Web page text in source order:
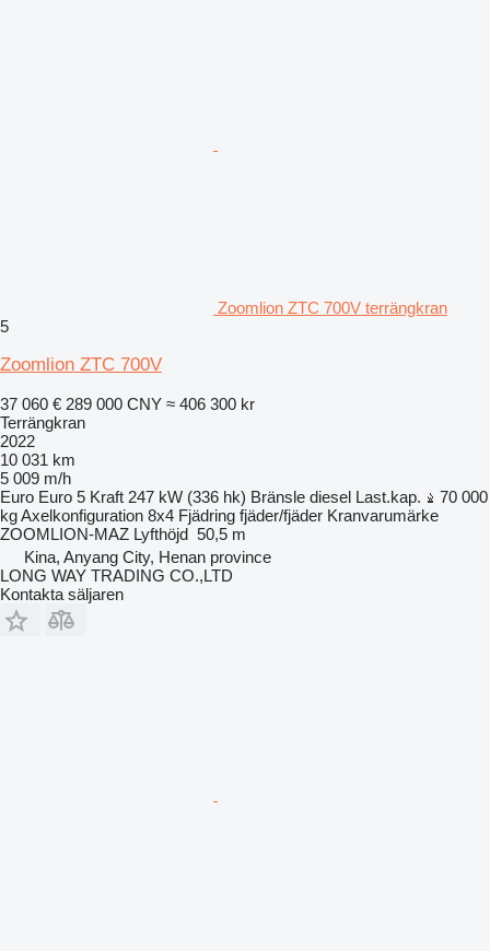
Zoomlion ZTC 700V terrängkran
5
Zoomlion ZTC 700V
37 060 € 289 000 CNY ≈ 406 300 kr
Terrängkran
2022
10 031 km
5 009 m/h
Euro Euro 5 Kraft 247 kW (336 hk) Bränsle diesel Last.kap.
70 000
kgAxelkonfiguration 8x4 Fjädring fjäder/fjäder Kranvarumärke
ZOOMLION-MAZ Lyfthöjd 50,5 m
Kina, Anyang City, Henan province
LONG WAY TRADING CO.,LTD
Kontakta säljaren